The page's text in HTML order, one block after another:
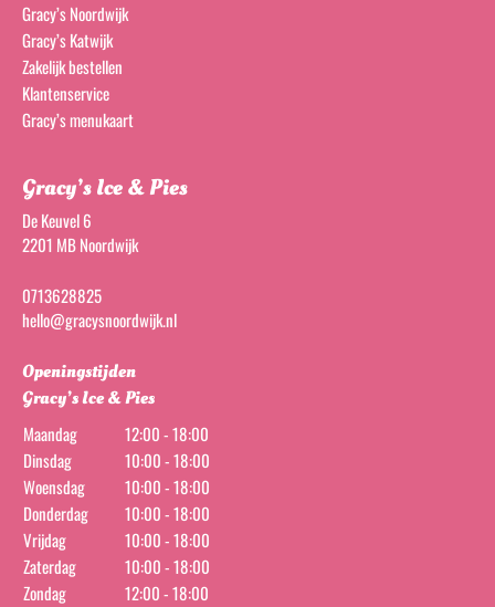
Gracy’s Noordwijk
Gracy’s Katwijk
Zakelijk bestellen
Klantenservice
Gracy’s menukaart
Gracy’s Ice & Pies
De Keuvel 6
2201 MB Noordwijk
0713628825
hello@gracysnoordwijk.nl
Openingstijden
Gracy’s Ice & Pies
Maandag
12:00 - 18:00
Dinsdag
10:00 - 18:00
Woensdag
10:00 - 18:00
Donderdag
10:00 - 18:00
Vrijdag
10:00 - 18:00
Zaterdag
10:00 - 18:00
Zondag
12:00 - 18:00